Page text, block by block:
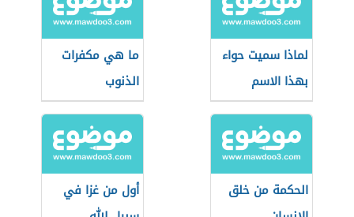
لماذا سميت حواء
بهذا الاسم
ما هي مكفرات
الذنوب
الحكمة من خلق
أول من غزا في